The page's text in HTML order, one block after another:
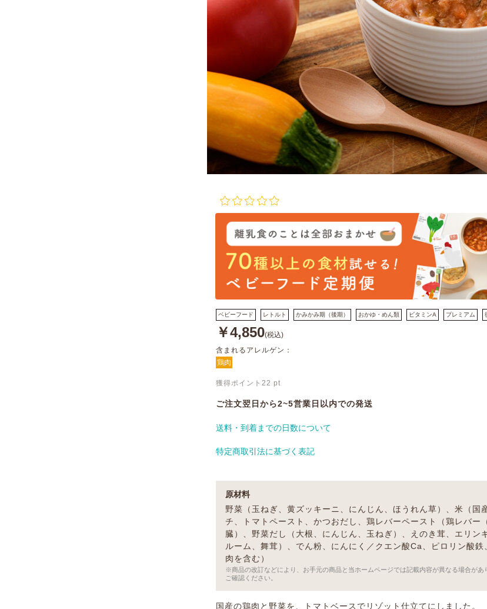
ベビーフード レトルト かみかみ期（後期） おかゆ・めん類 ビタミンA プレミアム
￥4,850(税込)
含まれるアレルゲン：
鶏肉
獲得ポイント 22 pt
ご注文翌日から2~5営業日以内での発送
送料・到着までの日数について
特定商取引法に基づく表記
原材料
野菜（玉ねぎ、黄ズッキーニ、にんじん、ほうれん草）、米（国
チ、トマトペースト、かつおだし、鶏レバーペースト（鶏レバー
臓）、野菜だし（大根、にんじん、玉ねぎ）、えのき茸、エリン
ルーム、舞茸）、でん粉、にんにく／クエン酸Ca、ピロリン酸鉄
肉を含む）
※商品の改訂などにより、お手元の商品と当ホームページでは記載内容が異なる場合があ
ご確認ください。
国産の鶏肉と野菜を、トマトベースでリゾット仕立てにしました。